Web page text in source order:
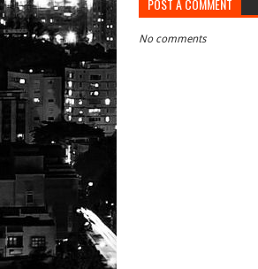
POST A COMMENT
No comments